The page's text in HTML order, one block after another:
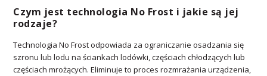
Czym jest technologia No Frost i jakie są jej
rodzaje?
Technologia No Frost odpowiada za ograniczanie osadzania się
szronu lub lodu na ściankach lodówki, częściach chłodzących lub
częściach mrożących. Eliminuje to proces rozmrażania urządzenia,